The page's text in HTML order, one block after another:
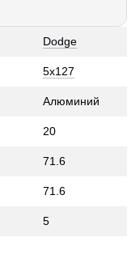
Dodge
5x127
Алюминий
20
71.6
71.6
5